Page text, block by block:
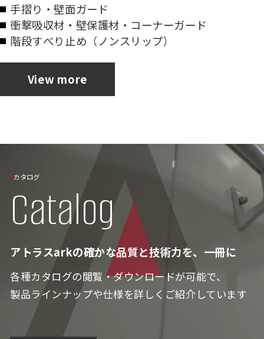
手摺り・壁面ガード
衝撃吸収材・壁保護材・コーナーガード
階段すべり止め（ノンスリップ）
View more
カタログ
Catalog
アトラスarkの確かな品質と技術力を、一冊に
各種カタログの閲覧・ダウンロードが可能で、
製品ラインナップや仕様を詳しくご紹介しています